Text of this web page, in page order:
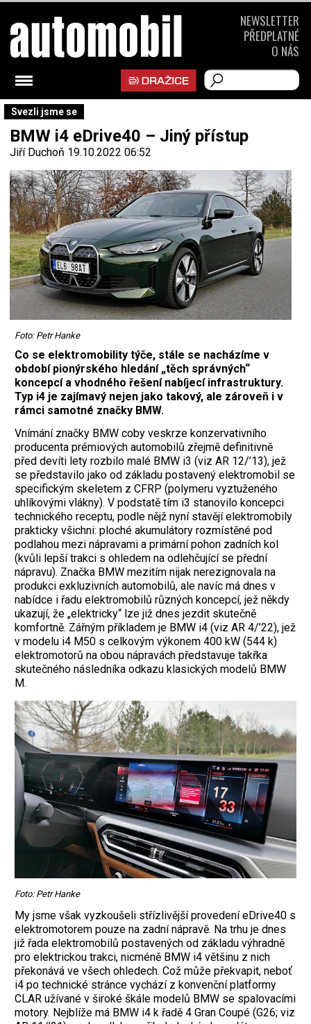
Svezli jsme se
BMW i4 eDrive40 – Jiný přístup
Jiří Duchoň 19.10.2022 06:52
Foto: Petr Hanke
Co se elektromobility týče, stále se nacházíme v
období pionýrského hledání „těch správných“
koncepcí a vhodného řešení nabíjecí infrastruktury.
Typ i4 je zajímavý nejen jako takový, ale zároveň i v
rámci samotné značky BMW.
Vnímání značky BMW coby veskrze konzervativního
producenta prémiových automobilů zřejmě definitivně
před devíti lety rozbilo malé BMW i3 (viz AR 12/’13), jež
se představilo jako od základu postavený elektromobil se
specifickým skeletem z CFRP (polymeru vyztuženého
uhlíkovými vlákny). V podstatě tím i3 stanovilo koncepci
technického receptu, podle nějž nyní stavějí elektromobily
prakticky všichni: ploché akumulátory rozmístěné pod
podlahou mezi nápravami a primární pohon zadních kol
(kvůli lepší trakci s ohledem na odlehčující se přední
nápravu). Značka BMW mezitím nijak nerezignovala na
produkci exkluzivních automobilů, ale navíc má dnes v
nabídce i řadu elektromobilů různých koncepcí, jež někdy
ukazují, že „elektricky“ lze již dnes jezdit skutečně
komfortně. Zářným příkladem je BMW i4 (viz AR 4/’22), jež
v modelu i4 M50 s celkovým výkonem 400 kW (544 k)
elektromotorů na obou nápravách představuje takřka
skutečného následníka odkazu klasických modelů BMW
M.
Foto: Petr Hanke
My jsme však vyzkoušeli střízlivější provedení eDrive40 s
elektromotorem pouze na zadní nápravě. Na trhu je dnes
již řada elektromobilů postavených od základu výhradně
pro elektrickou trakci, nicméně BMW i4 většinu z nich
překonává ve všech ohledech. Což může překvapit, neboť
i4 po technické stránce vychází z konvenční platformy
CLAR užívané v široké škále modelů BMW se spalovacími
motory. Nejblíže má BMW i4 k řadě 4 Gran Coupé (G26; viz
NEWSLETTER
PŘEDPLATNÉ
O NÁS